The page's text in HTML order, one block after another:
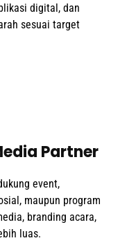
digital, dan
sesuai target
Partner
event,
maupun program
branding acara,
luas.